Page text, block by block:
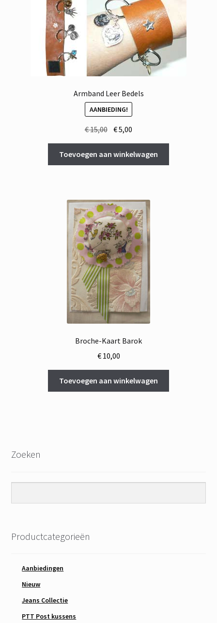
Armband Leer Bedels
AANBIEDING!
€15,00 Oorspronkelijke
prijs
was:
€ 15,00.
€5,00
prijs
is:
€ 5,00.
Toevoegen aan winkelwagen
Broche-Kaart Barok
€10,00
Toevoegen aan winkelwagen
Zoeken
Productcategorieën
Aanbiedingen
Nieuw
Jeans Collectie
PTT Post kussens